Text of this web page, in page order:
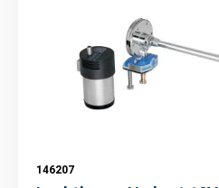
146207